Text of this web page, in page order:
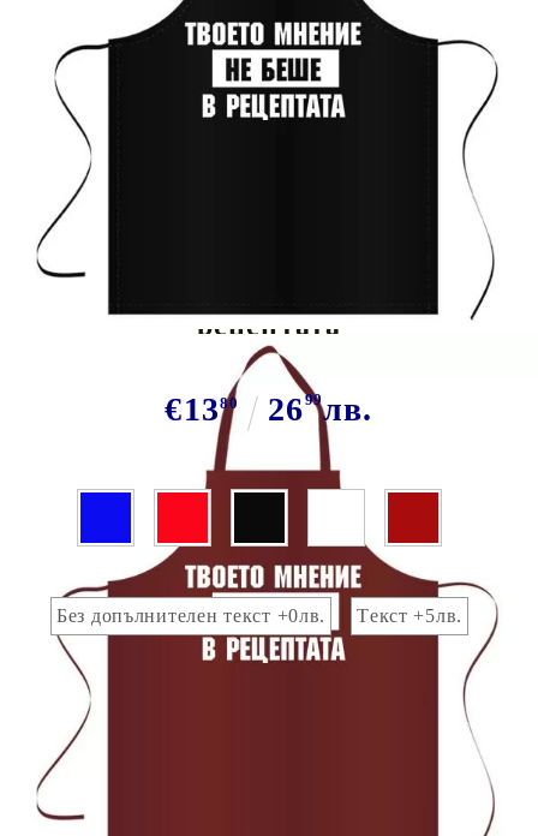
Престилка Твоето мнение не е в
рецептата
€1380 2699лв.
Добавете :
Без допълнителен текст +0лв.
Tекст +5лв.
Добавете текст за отпечатване:
Коментар към продукта: